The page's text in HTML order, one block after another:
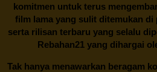
komitmen untuk terus
film lama yang sulit ditemukan
serta rilisan terbaru yang selalu
Rebahan21 yang dihargai
Tak hanya menawarkan beragam